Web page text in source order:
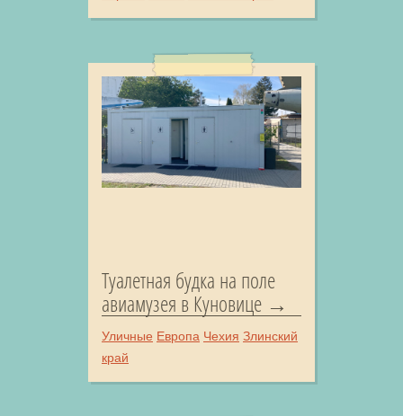
Туалетная будка на поле
авиамузея в Куновице
Уличные Европа Чехия Злинский
край